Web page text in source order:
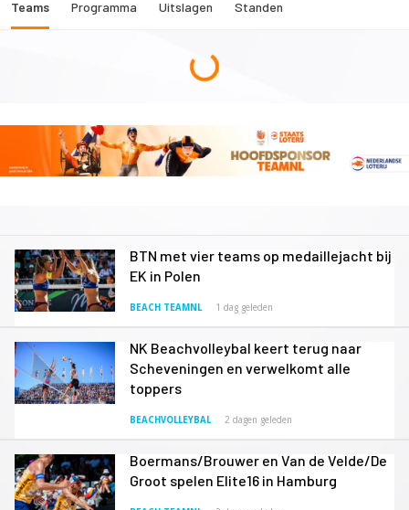
Teams Programma Uitslagen Standen
BTN met vier teams op medaillejacht bij
EK in Polen
BEACH TEAMNL 1 dag geleden
NK Beachvolleybal keert terug naar
Scheveningen en verwelkomt alle
toppers
BEACHVOLLEYBAL 2 dagen geleden
Boermans/Brouwer en Van de Velde/De
Groot spelen Elite16 in Hamburg